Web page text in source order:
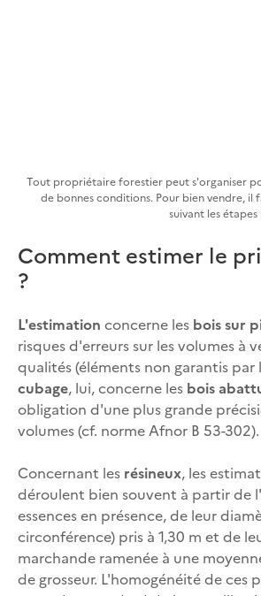
Tout propriétaire forestier peut s'organiser
de bonnes conditions. Pour bien vendre, il
suivant les
Comment estimer le
?
L'estimation concerne les bois sur
risques d'erreurs sur les volumes à
qualités (éléments non garantis par
cubage, lui, concerne les bois
obligation d'une plus grande
volumes (cf. norme Afnor B 53-302).
Concernant les résineux, les
déroulent bien souvent à partir de
essences en présence, de leur
circonférence) pris à 1,30 m et de
marchande ramenée à une
de grosseur. L'homogénéité de ces